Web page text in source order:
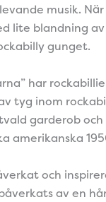
musik.
lite blandning
gunget.
har
tyg inom
garderob
amerikanska
och
av en